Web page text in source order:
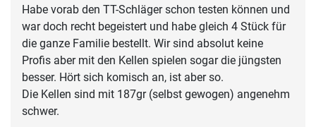
Habe vorab den TT-Schläger schon testen können und
war doch recht begeistert und habe gleich 4 Stück für
die ganze Familie bestellt. Wir sind absolut keine
Profis aber mit den Kellen spielen sogar die jüngsten
besser. Hört sich komisch an, ist aber so.
Die Kellen sind mit 187gr (selbst gewogen) angenehm
schwer.